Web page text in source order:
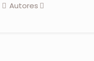
Autores